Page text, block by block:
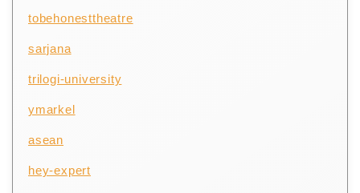
tobehonesttheatre
sarjana
trilogi-university
ymarkel
asean
hey-expert